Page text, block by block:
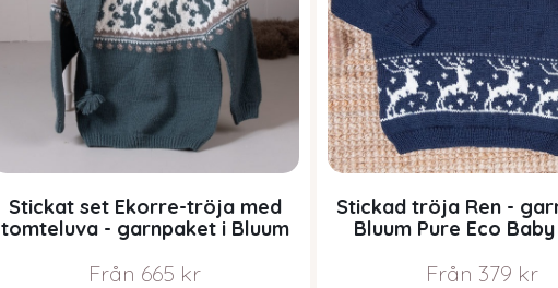
Stickat set Ekorre-tröja med
tomteluva - garnpaket i Bluum
Från 665 kr
Stickad tröja Ren -
Bluum Pure Eco
Från 379 kr